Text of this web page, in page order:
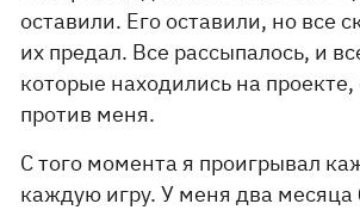
оставили. Его оставили, но все
их предал. Все рассыпалось, и
которые находились на проекте,
против меня.
С того момента я проигрывал
каждую игру. У меня два месяца